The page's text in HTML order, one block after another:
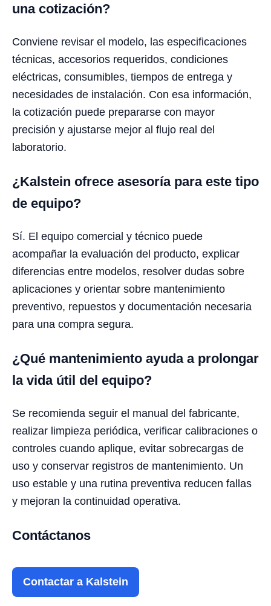
una cotización?
Conviene revisar el modelo, las especificaciones
técnicas, accesorios requeridos, condiciones
eléctricas, consumibles, tiempos de entrega y
necesidades de instalación. Con esa información,
la cotización puede prepararse con mayor
precisión y ajustarse mejor al flujo real del
laboratorio.
¿Kalstein ofrece asesoría para este tipo
de equipo?
Sí. El equipo comercial y técnico puede
acompañar la evaluación del producto, explicar
diferencias entre modelos, resolver dudas sobre
aplicaciones y orientar sobre mantenimiento
preventivo, repuestos y documentación necesaria
para una compra segura.
¿Qué mantenimiento ayuda a prolongar
la vida útil del equipo?
Se recomienda seguir el manual del fabricante,
realizar limpieza periódica, verificar calibraciones o
controles cuando aplique, evitar sobrecargas de
uso y conservar registros de mantenimiento. Un
uso estable y una rutina preventiva reducen fallas
y mejoran la continuidad operativa.
Contáctanos
Contactar a Kalstein